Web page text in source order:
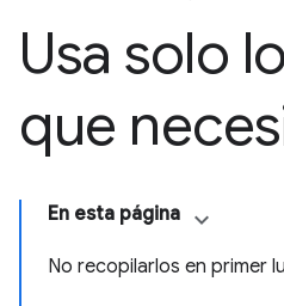
Usa solo
que
En esta página
No recopilarlos en primer